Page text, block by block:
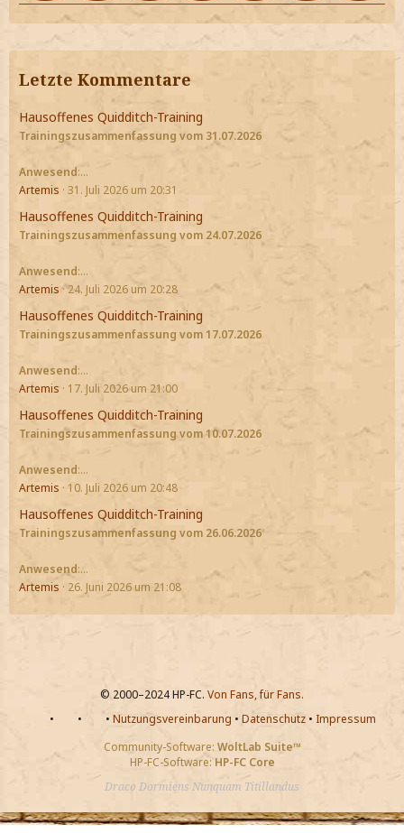
Letzte Kommentare
Hausoffenes Quidditch-Training
Trainingszusammenfassung vom 31.07.2026
Anwesend:…
Artemis 31. Juli 2026 um 20:31
Hausoffenes Quidditch-Training
Trainingszusammenfassung vom 24.07.2026
Anwesend:…
Artemis 24. Juli 2026 um 20:28
Hausoffenes Quidditch-Training
Trainingszusammenfassung vom 17.07.2026
Anwesend:…
Artemis
17. Juli 2026 um 21:00
Hausoffenes Quidditch-Training
Trainingszusammenfassung vom 10.07.2026
Anwesend:…
Artemis
10. Juli 2026 um 20:48
Hausoffenes Quidditch-Training
Trainingszusammenfassung vom 26.06.2026
Anwesend:…
Artemis
26. Juni 2026 um 21:08
© 2000–2024 HP-FC. Von Fans, für Fans.
•
• • Nutzungsvereinbarung • Datenschutz• Impressum
Community-Software: WoltLab Suite™
HP-FC-Software: HP-FC Core
Draco Dormiens Nunquam Titillandus